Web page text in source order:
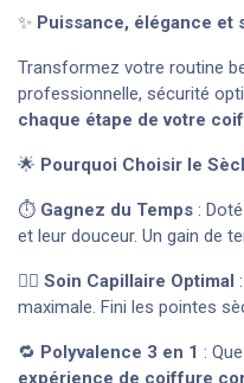
✨ Puissance, élégance et
Transformez votre routine
professionnelle, sécurité
chaque étape de votre
🌟 Pourquoi Choisir le
⏱️ Gagnez du Temps :
et leur douceur. Un gain de
💆‍♀️ Soin Capillaire Optimal
maximale. Fini les pointes
🔁 Polyvalence 3 en 1 :
expérience de coiffure